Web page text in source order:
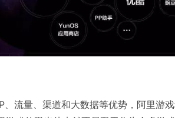
流量、渠道和大数据等优势，阿里游